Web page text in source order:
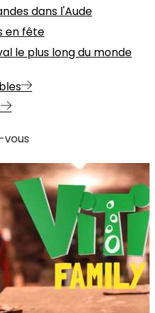
dans l'Aude
en fête
le plus long du monde